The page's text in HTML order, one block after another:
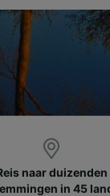
naar duizenden
in 45